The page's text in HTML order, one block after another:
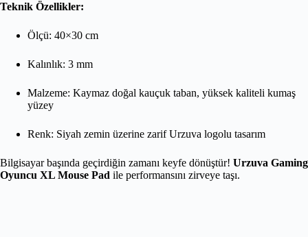
Teknik Özellikler:
Ölçü: 40×30 cm
Kalınlık: 3 mm
Malzeme: Kaymaz doğal kauçuk taban, yüksek kaliteli kumaş
yüzey
Renk: Siyah zemin üzerine zarif Urzuva logolu tasarım
Bilgisayar başında geçirdiğin zamanı keyfe dönüştür! Urzuva Gaming
Oyuncu XL Mouse Pad ile performansını zirveye taşı.